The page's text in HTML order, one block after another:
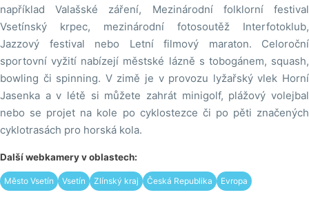
například Valašské záření, Mezinárodní folklorní festival
Vsetínský krpec, mezinárodní fotosoutěž Interfotoklub,
Jazzový festival nebo Letní filmový maraton. Celoroční
sportovní vyžití nabízejí městské lázně s tobogánem, squash,
bowling či spinning. V zimě je v provozu lyžařský vlek Horní
Jasenka a v létě si můžete zahrát minigolf, plážový volejbal
nebo se projet na kole po cyklostezce či po pěti značených
cyklotrasách pro horská kola.
Další webkamery v oblastech:
Město Vsetín Vsetín Zlínský kraj Česká Republika Evropa